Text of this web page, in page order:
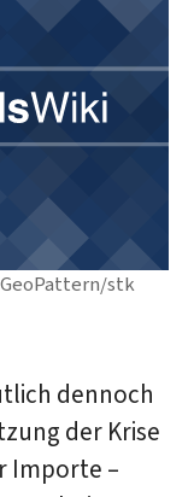
stk
dennoch
der Krise
Importe –